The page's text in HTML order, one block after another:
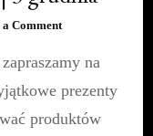
Commenton
Jarmark
na
Targowisku
na
prezenty
produktów